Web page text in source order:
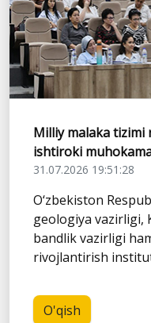
Milliy malaka tizimi
ishtiroki
31.07.2026 19:51:28
O‘zbekiston
geologiya vazirligi,
bandlik vazirligi
rivojlantirish
O'qish